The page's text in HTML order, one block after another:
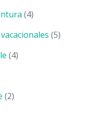
(4)
(5)
(4)
(2)